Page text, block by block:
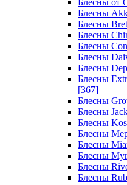
Блесны от
Блесны
Блесны
Блесны
Блесны
Блесны
Блесны
Блесны
[367]
Блесны
Блесны
Блесны
Блесны
Блесны
Блесны
Блесны
Блесны